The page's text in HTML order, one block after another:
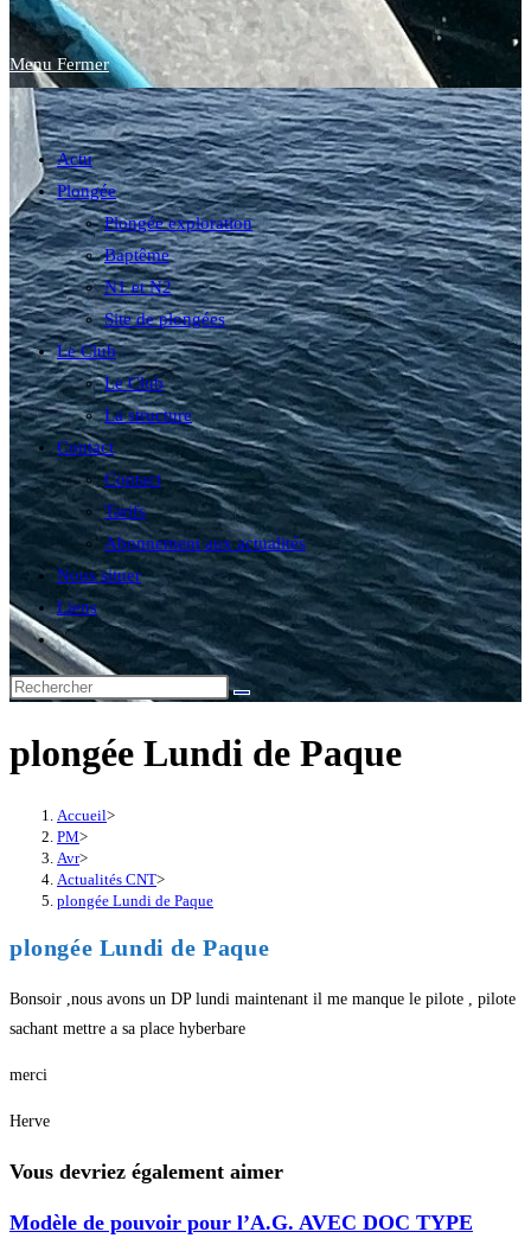
website
search
Menu Fermer
Actu
Plongée
Plongée exploration
Baptême
N1 et N2
Site de plongées
Le Club
Le Club
La structure
Contact
Contact
Tarifs
Abonnement aux actualités
Nous situer
Liens
Toggle
website
search
plongée Lundi de Paque
Accueil>
PM>
Avr>
Actualités CNT>
plongée Lundi de Paque
plongée Lundi de Paque
Bonsoir ,nous avons un DP lundi maintenant il me manque le pilote , pilote
sachant mettre a sa place hyberbare
merci
Herve
Vous devriez également aimer
Modèle de pouvoir pour l’A.G. AVEC DOC TYPE